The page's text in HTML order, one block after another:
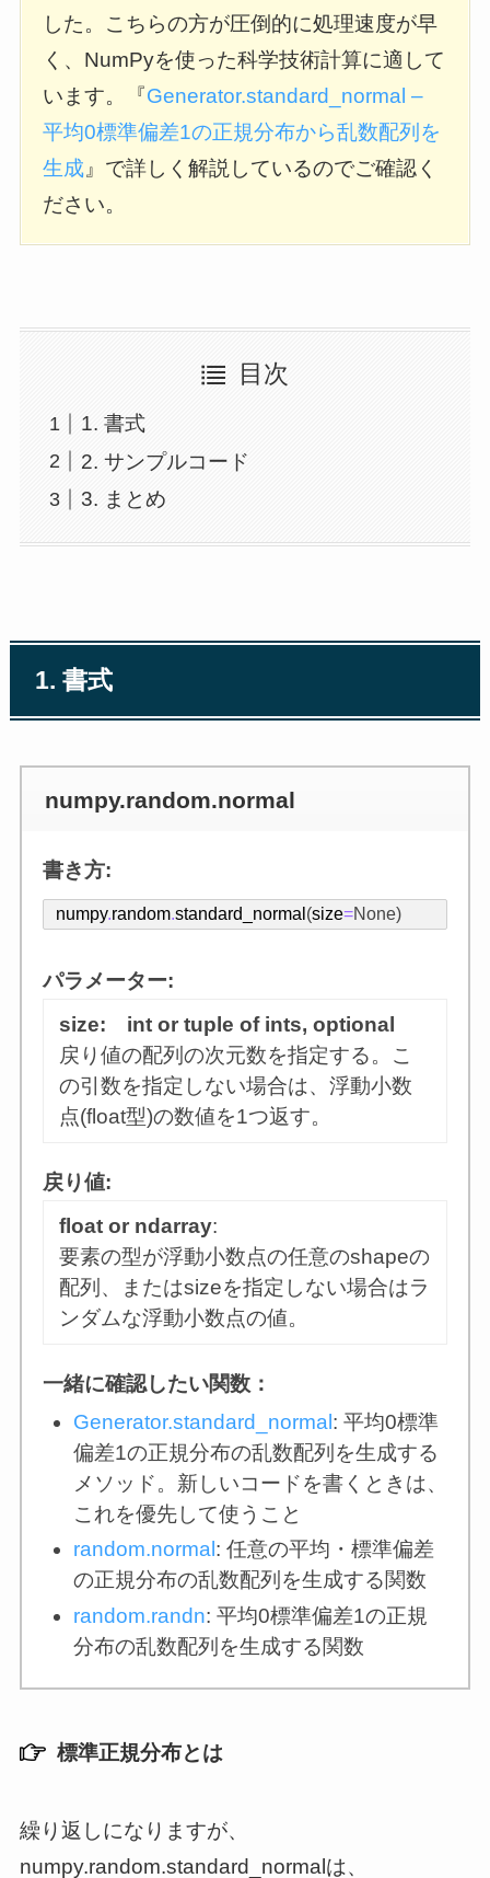
した。こちらの方が圧倒的に処理速度が早
く、NumPyを使った科学技術計算に適して
います。『Generator.standard_normal –
平均0標準偏差1の正規分布から乱数配列を
生成』で詳しく解説しているのでご確認く
ださい。
目次
1. 書式
2. サンプルコード
3. まとめ
1. 書式
numpy.random.normal
書き方:
numpy.random.standard_normal (size=None)
パラメーター:
size: int or tuple of ints, optional
戻り値の配列の次元数を指定する。こ
の引数を指定しない場合は、浮動小数
点(float型)の数値を1つ返す。
戻り値:
float or ndarray:
要素の型が浮動小数点の任意のshapeの
配列、またはsizeを指定しない場合はラ
ンダムな浮動小数点の値。
一緒に確認したい関数：
Generator.standard_normal: 平均0標準
偏差1の正規分布の乱数配列を生成する
メソッド。新しいコードを書くときは、
これを優先して使うこと
random.normal : 任意の平均・標準偏差
の正規分布の乱数配列を生成する関数
random.randn: 平均0標準偏差1の正規
分布の乱数配列を生成する関数
標準正規分布とは
繰り返しになりますが、
numpy.random.standard_normalは、